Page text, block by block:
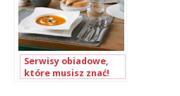
Serwisy obiadowe,
które musisz znać!